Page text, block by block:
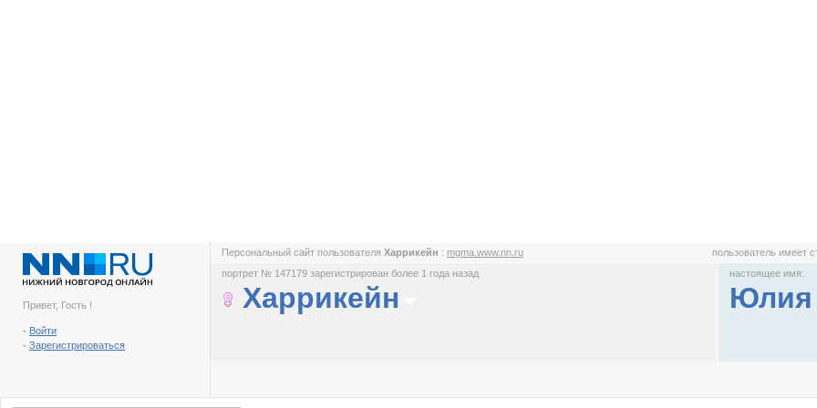
Привет, Гость !
- Войти
- Зарегистрироваться
Персональный сайт пользователя Харрикейн : mgma.www.nn.ru пользователь имеет
портрет № 147179 зарегистрирован более 1 года назад
Харрикейн
настоящее имя:
Юлия